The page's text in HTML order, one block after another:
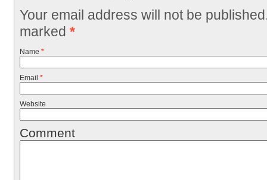
Your email address will not be
marked *
Name *
Email *
Website
Comment